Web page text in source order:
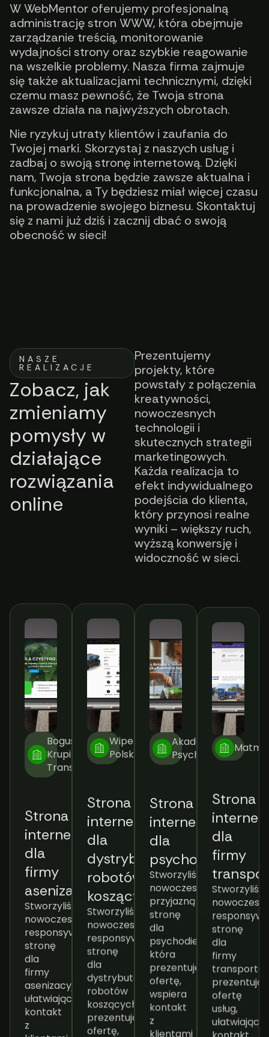
W WebMentor oferujemy profesjonalną
administrację stron WWW, która obejmuje
zarządzanie treścią, monitorowanie
wydajności strony oraz szybkie reagowanie
na wszelkie problemy. Nasza firma zajmuje
się także aktualizacjami technicznymi, dzięki
czemu masz pewność, że Twoja strona
zawsze działa na najwyższych obrotach.
Nie ryzykuj utraty klientów i zaufania do
Twojej marki. Skorzystaj z naszych usług i
zadbaj o swoją stronę internetową. Dzięki
nam, Twoja strona będzie zawsze aktualna i
funkcjonalna, a Ty będziesz miał więcej czasu
na prowadzenie swojego biznesu. Skontaktuj
się z nami już dziś i zacznij dbać o swoją
obecność w sieci!
NASZE
REALIZACJE
Zobacz, jak
zmieniamy
pomysły w
działające
rozwiązania
online
Prezentujemy
projekty, które
powstały z połączenia
kreatywności,
nowoczesnych
technologii i
skutecznych strategii
marketingowych.
Każda realizacja to
efekt indywidualnego
podejścia do klienta,
który przynosi realne
wyniki – większy ruch,
wyższą konwersję i
widoczność w sieci.
Bogusław
Krupiński
Transport
Strona
internetowa
dla
firmy
asenizacyjnej
Stworzyliśmy
nowoczesną,
responsywną
stronę
dla
firmy
asenizacyjnej,
ułatwiającą
kontakt
z
Wiper
Polska
Strona
internetowa
dla
dystrybutora
robotów
koszących
Stworzyliśmy
nowoczesną,
responsywną
stronę
dla
dystrybutora
robotów
koszących,
prezentującą
ofertę,
Akademia
Psychodietetyka
Strona
internetowa
dla
psychodietetyka
Stworzyliśmy
nowoczesną,
przyjazną
stronę
dla
psychodietetyka,
która
prezentuje
ofertę,
wspiera
kontakt
z
klientami
Strona
dla
firmy
stronę
dla
firmy
ofertę
usług,
ułatwiającą
kontakt